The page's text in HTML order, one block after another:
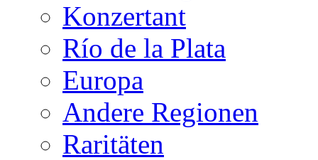
Konzertant
Río de la Plata
Europa
Andere Regionen
Raritäten